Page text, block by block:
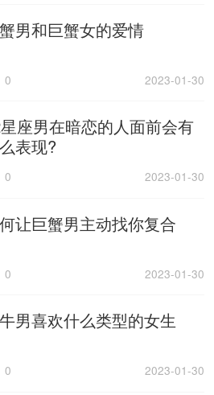
男和巨蟹女的爱情
2023-01-30
0
座男在暗恋的人面前会有
表现?
2023-01-30
0
让巨蟹男主动找你复合
2023-01-30
0
男喜欢什么类型的女生
2023-01-30
0